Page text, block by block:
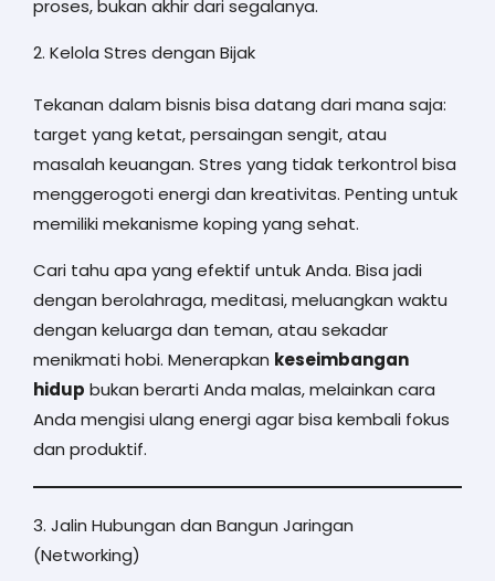
proses, bukan akhir dari segalanya.
2. Kelola Stres dengan Bijak
Tekanan dalam bisnis bisa datang dari mana saja:
target yang ketat, persaingan sengit, atau
masalah keuangan. Stres yang tidak terkontrol bisa
menggerogoti energi dan kreativitas. Penting untuk
memiliki mekanisme koping yang sehat.
Cari tahu apa yang efektif untuk Anda. Bisa jadi
dengan berolahraga, meditasi, meluangkan waktu
dengan keluarga dan teman, atau sekadar
menikmati hobi. Menerapkan keseimbangan
hidup bukan berarti Anda malas, melainkan cara
Anda mengisi ulang energi agar bisa kembali fokus
dan produktif.
3. Jalin Hubungan dan Bangun Jaringan
(Networking)